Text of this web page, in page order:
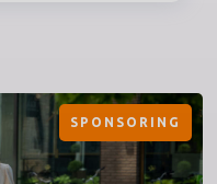
SPONSORING